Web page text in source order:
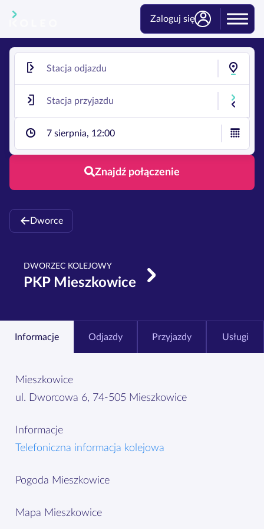
Zaloguj się
7 sierpnia, 12:00
Znajdź połączenie
Dworce
DWORZEC KOLEJOWY
PKP Mieszkowice
Informacje Odjazdy Przyjazdy Usługi
Mieszkowice
ul. Dworcowa 6, 74-505 Mieszkowice
Informacje
Telefoniczna informacja kolejowa
Pogoda Mieszkowice
Mapa Mieszkowice